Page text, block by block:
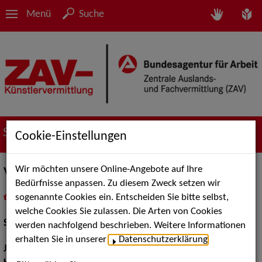
Menü Suche
Suche nach Künstler*innen
Viola Wanke
als PDF speichern
inMeine Merklistelegen
Schauspiel:Bühne
Jahrgang:
Cookie-Einstellungen
Wir möchten unsere Online-Angebote auf Ihre
Bedürfnisse anpassen. Zu diesem Zweck setzen wir
sogenannte Cookies ein. Entscheiden Sie bitte selbst,
welche Cookies Sie zulassen. Die Arten von Cookies
werden nachfolgend beschrieben. Weitere Informationen
erhalten Sie in unserer
Datenschutzerklärung